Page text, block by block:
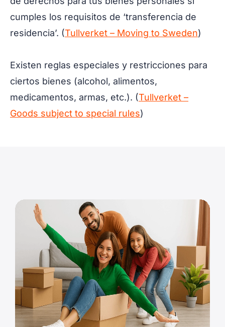
cumples los requisitos de ‘transferencia de
residencia’. (Tullverket – Moving to Sweden)
Existen reglas especiales y restricciones para
ciertos bienes (alcohol, alimentos,
medicamentos, armas, etc.). (Tullverket –
Goods subject to special rules)